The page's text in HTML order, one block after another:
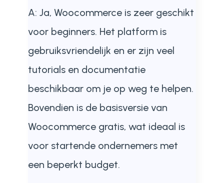
A: Ja, Woocommerce is zeer geschikt
voor beginners. Het platform is
gebruiksvriendelijk en er zijn veel
tutorials en documentatie
beschikbaar om je op weg te helpen.
Bovendien is de basisversie van
Woocommerce gratis, wat ideaal is
voor startende ondernemers met
een beperkt budget.